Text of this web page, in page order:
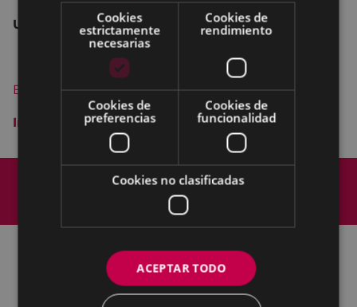
Unahoramenos Producciones. Gran Canaria
Entrada: 12 € - Coliseoren laguna 8,5 €
Información
Mapa del Sitio
Aviso legal
Accesibilidad
Todas las redes sociales del Ayuntamiento
Cookies
estrictamente
necesarias
Cookies de
rendimiento
Cookies de
preferencias
Cookies de
funcionalidad
Cookies no clasificadas
ACEPTAR TODO